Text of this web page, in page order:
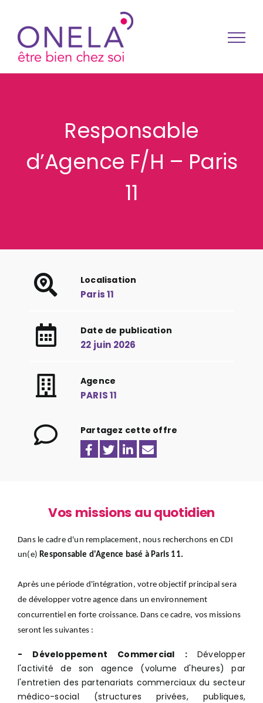
Responsable
d’Agence F/H – Paris
11
Localisation
Paris 11
Date de publication
22 juin 2026
Agence
PARIS 11
Partagez cette offre
Vos missions au quotidien
Dans le cadre d'un remplacement, nous recherchons en CDI
un(e) Responsable d'Agence basé à Paris 11.
Après une période d'intégration, votre objectif principal sera
de développer votre agence dans un environnement
concurrentiel en forte croissance. Dans ce cadre, vos missions
seront les suivantes :
- Développement Commercial : Développer
l'activité de son agence (volume d'heures) par
l'entretien des partenariats commerciaux du secteur
médico-social (structures privées, publiques,